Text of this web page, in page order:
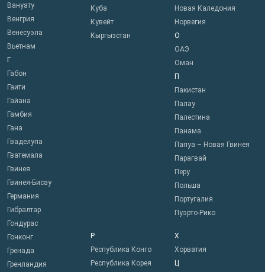
Вануату
Венгрия
Венесуэла
Вьетнам
Г
Габон
Гаити
Гайана
Гамбия
Гана
Гваделупа
Гватемала
Гвинея
Гвинея-Бисау
Германия
Гибралтар
Гондурас
Гонконг
Гренада
Гренландия
Куба
Кувейт
Кыргызстан
Новая Каледония
Норвегия
О
ОАЭ
Оман
П
Пакистан
Палау
Палестина
Панама
Папуа – Новая Гвинея
Парагвай
Перу
Польша
Португалия
Пуэрто-Рико
Р
Республика Конго
Республика Корея
Х
Хорватия
Ц